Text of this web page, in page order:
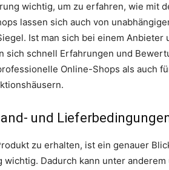
wichtig, um zu erfahren, wie mit
lassen sich auch von
Ist man sich bei einem Anbieter
sich schnell Erfahrungen und
Online-Shops als auch
und
zu erhalten, ist ein genauer
Dadurch kann unter